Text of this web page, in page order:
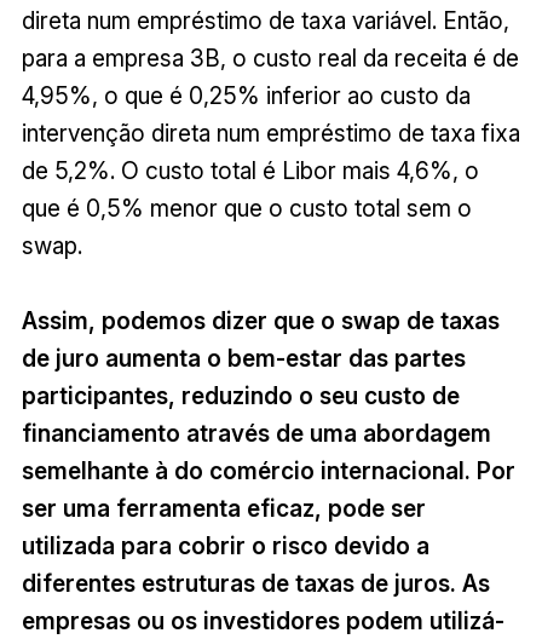
direta num empréstimo de taxa variável. Então,
para a empresa 3B, o custo real da receita é de
4,95%, o que é 0,25% inferior ao custo da
intervenção direta num empréstimo de taxa fixa
de 5,2%. O custo total é Libor mais 4,6%, o
que é 0,5% menor que o custo total sem o
swap.
Assim, podemos dizer que o swap de taxas
de juro aumenta o bem-estar das partes
participantes, reduzindo o seu custo de
financiamento através de uma abordagem
semelhante à do comércio internacional. Por
ser uma ferramenta eficaz, pode ser
utilizada para cobrir o risco devido a
diferentes estruturas de taxas de juros. As
empresas ou os investidores podem utilizá-